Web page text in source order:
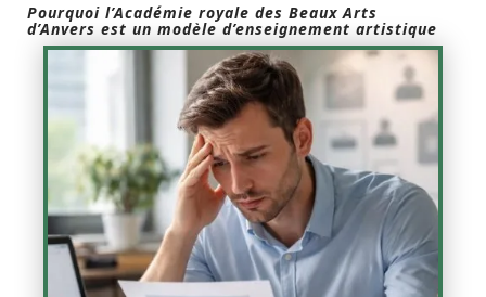
Pourquoi l’Académie royale des Beaux Arts
d’Anvers est un modèle d’enseignement artistique